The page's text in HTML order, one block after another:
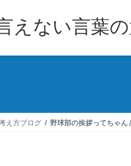
えない言葉
え方ブログ 野球部の挨拶ってちゃん